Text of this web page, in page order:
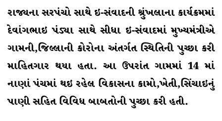
રાજ્યના સરપંચો સાથે ઇ-સંવાદની શ્રુંખલાના કાર્યક્રમમાં
દેવાંગભાઇ પંડ્યા સાથે સીધા ઇ-સંવાદમાં મુખ્યમંત્રીએ
ગામની,જિલ્લાની કોરોના અંતર્ગત સ્થિતિની પુચ્છા કરી
માહિતગાર થયા હતા. આ ઉપરાંત ગામમાં 14 માં
નાણાં પંચમાં થઇ રહેલ વિકાસના કામો,ખેતી,સિંચાઇનું
પાણી સહિત વિવિધ બાબતોની પુચ્છા કરી હતી.